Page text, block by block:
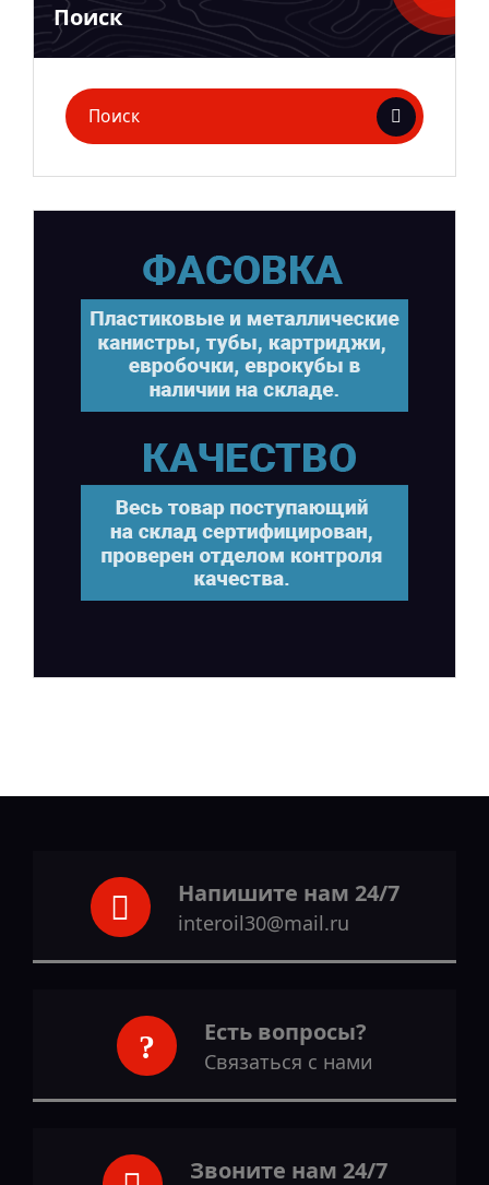
Поиск
Поиск
для:
Напишите нам 24/7
interoil30@mail.ru
Есть вопросы?
Связаться с нами
Звоните нам 24/7